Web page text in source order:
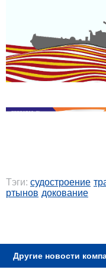
Тэги: судостроение
ртынов докование
Другие новости